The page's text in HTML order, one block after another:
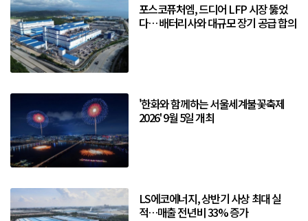
포스코퓨처엠, 드디어 LFP 시장 뚫었
다… 배터리사와 대규모 장기 공급 합의
'한화와 함께하는 서울세계불꽃축제
2026' 9월 5일 개최
LS에코에너지, 상반기 사상 최대 실
적…매출 전년비 33% 증가